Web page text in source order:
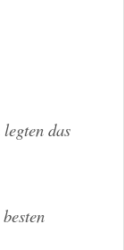
das